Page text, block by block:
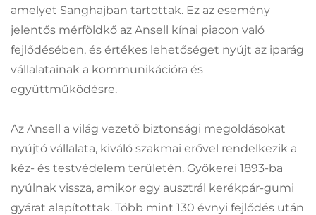
amelyet Sanghajban tartottak. Ez az esemény
jelentős mérföldkő az Ansell kínai piacon való
fejlődésében, és értékes lehetőséget nyújt az iparág
vállalatainak a kommunikációra és
együttműködésre.
Az Ansell a világ vezető biztonsági megoldásokat
nyújtó vállalata, kiváló szakmai erővel rendelkezik a
kéz- és testvédelem területén. Gyökerei 1893-ba
nyúlnak vissza, amikor egy ausztrál kerékpár-gumi
gyárat alapítottak. Több mint 130 évnyi fejlődés után